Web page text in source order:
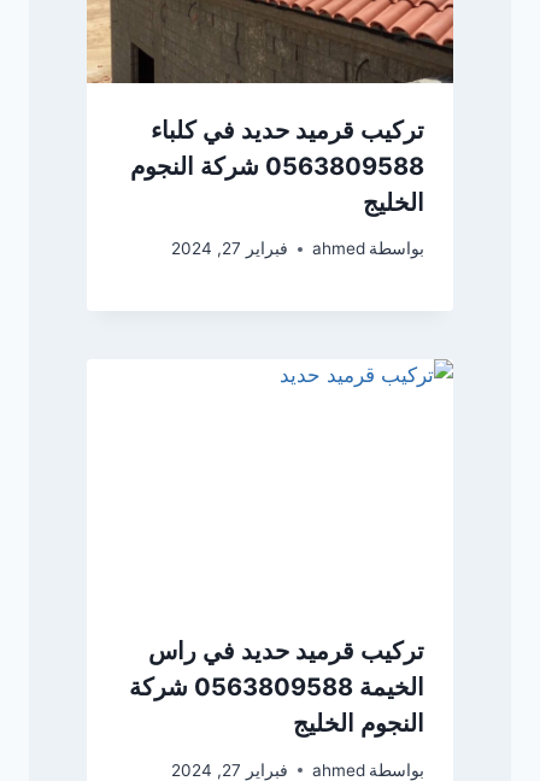
تركيب قرميد حديد في كلباء
0563809588 شركة النجوم
الخليج
بواسطة ahmed فبراير 27, 2024
تركيب قرميد حديد في راس
الخيمة 0563809588 شركة
النجوم الخليج
بواسطة ahmed فبراير 27, 2024